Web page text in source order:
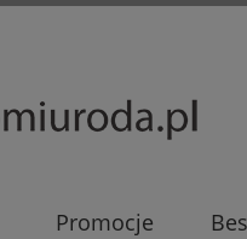
Promocje